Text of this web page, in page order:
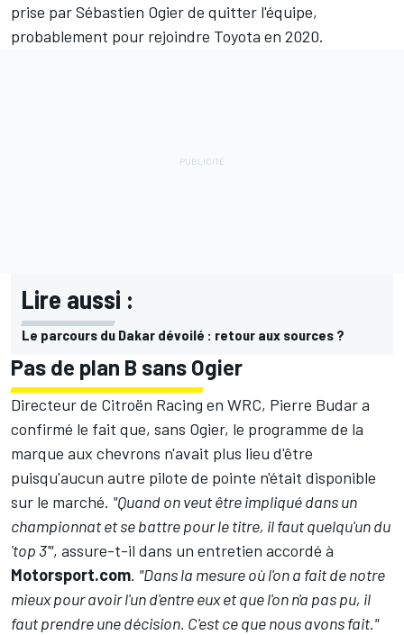
prise parSébastien Ogierde quitter l'équipe,
probablement pour rejoindre Toyota en 2020.
Lire aussi :
Le parcours du Dakar dévoilé : retour aux sources ?
Pas de plan B sans Ogier
Directeur de Citroën Racing en WRC, Pierre Budar a
confirmé le fait que, sans Ogier, le programme de la
marque aux chevrons n'avait plus lieu d'être
puisqu'aucun autre pilote de pointe n'était disponible
sur le marché. "Quand on veut être impliqué dans un
championnat et se battre pour le titre, il faut quelqu'un du
'top 3'", assure-t-il dans un entretien accordé à
Motorsport.com. "Dans la mesure où l'on a fait de notre
mieux pour avoir l'un d'entre eux et que l'on n'a pas pu, il
faut prendre une décision. C'est ce que nous avons fait."